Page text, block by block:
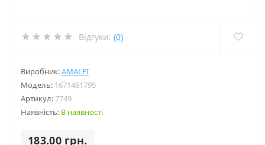
Відгуки: (0)
Виробник:AMALFI
Модель: 1671461795
Артикул:7749
Наявність: В наявності
183.00 грн.